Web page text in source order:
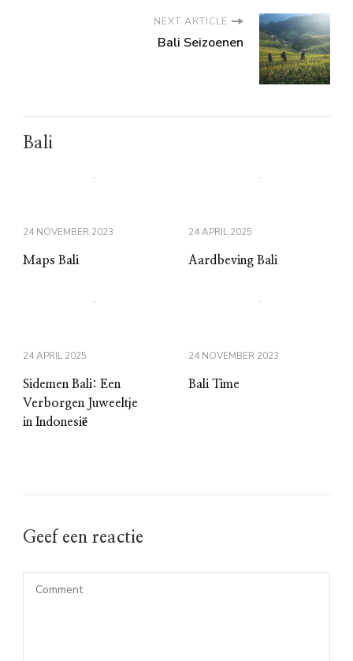
NEXT ARTICLE
Bali Seizoenen
Bali
24 NOVEMBER 2023
Maps Bali
24 APRIL 2025
Aardbeving Bali
24 APRIL 2025
Sidemen Bali: Een
Verborgen Juweeltje
in Indonesië
24 NOVEMBER 2023
Bali Time
Geef een reactie